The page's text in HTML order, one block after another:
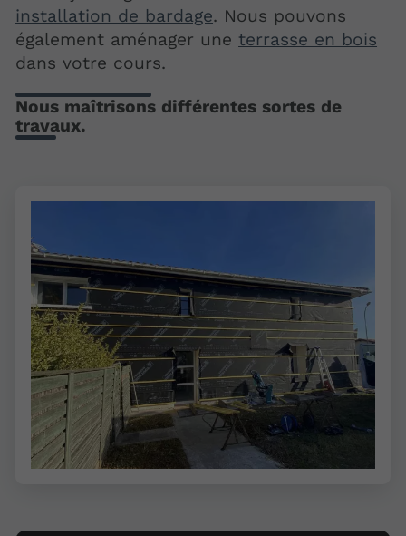
installation de bardage. Nous pouvons
également aménager une terrasse en bois
dans votre cours.
Nous maîtrisons différentes sortes de
travaux.